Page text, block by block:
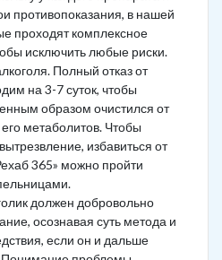
противопоказания, в нашей
проходят комплексное
исключить любые риски.
Полный отказ от
на 3-7 суток, чтобы
образом очистился от
метаболитов. Чтобы
избавиться от
365» можно пройти
должен добровольно
осознавая суть метода и
если он и дальше